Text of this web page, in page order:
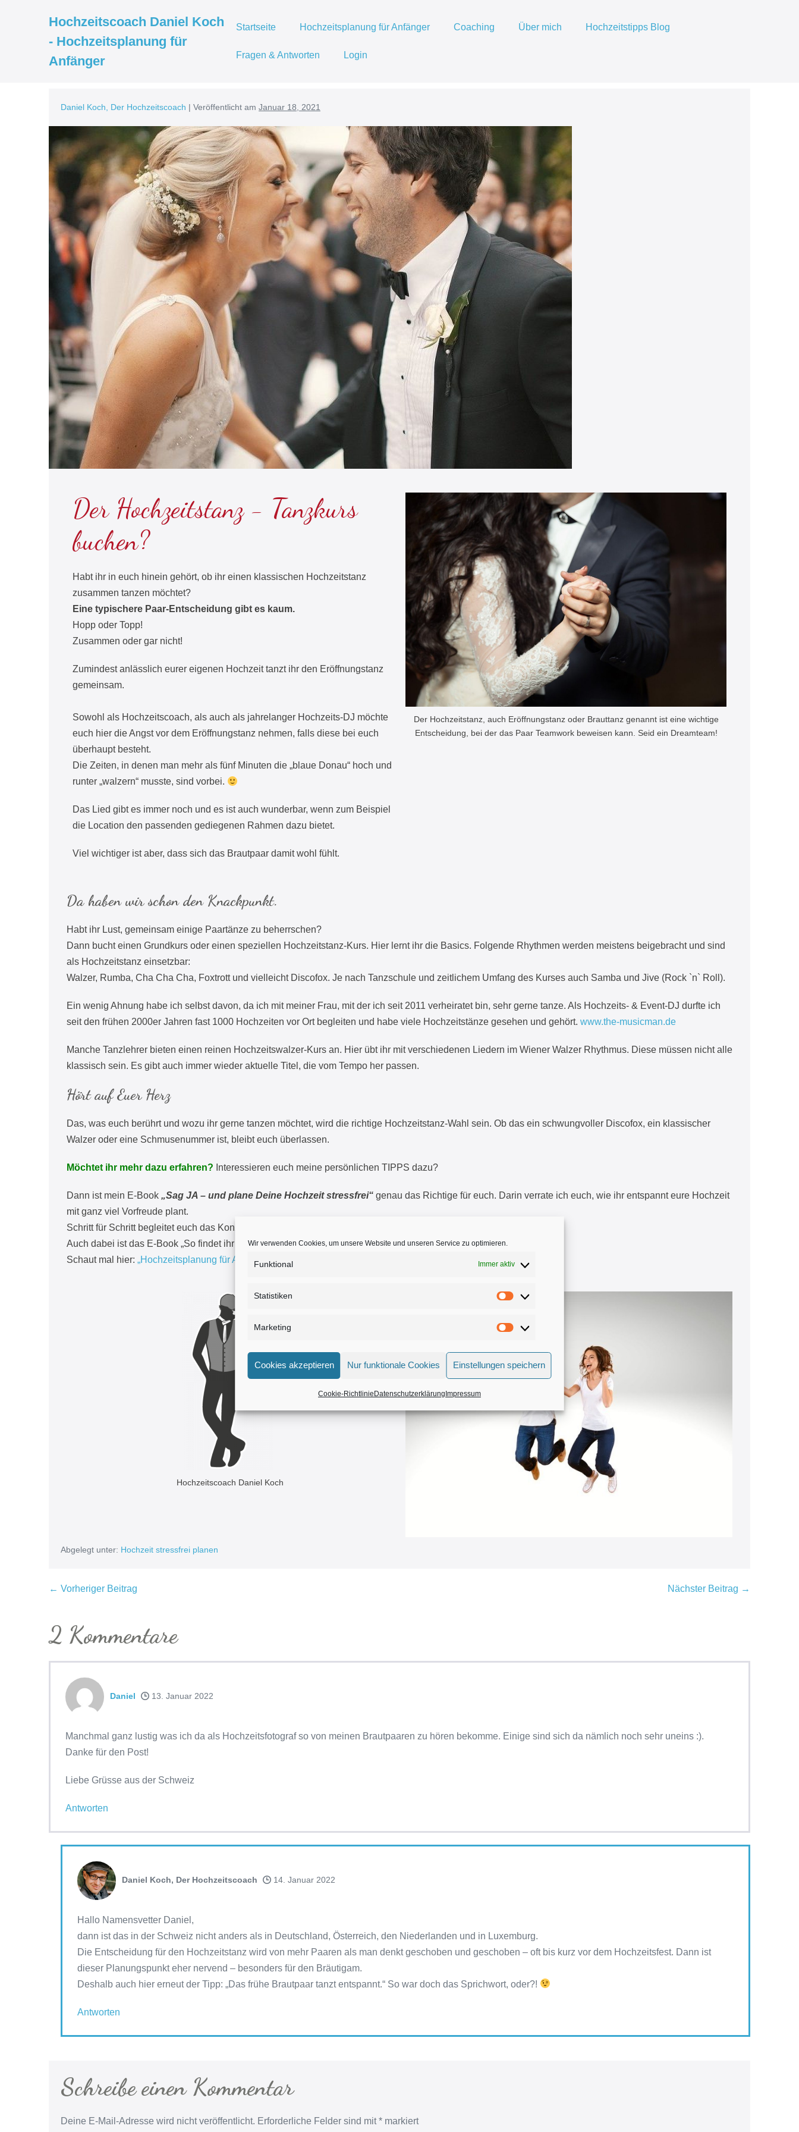
Wir verwenden Cookies, um unsere Website und unseren Service zu optimieren.
Funktional Immer aktiv
Statistiken
Marketing
Cookies akzeptieren Nur funktionale Cookies Einstellungen speichern
Cookie-RichtlinieDatenschutzerklärungImpressum
Hochzeitscoach Daniel Koch
- Hochzeitsplanung für
Anfänger
Startseite Hochzeitsplanung für Anfänger Coaching Über mich Hochzeitstipps Blog
Fragen & Antworten Login
Daniel Koch, Der Hochzeitscoach | Veröffentlicht am Januar 18, 2021
Der Hochzeitstanz - Tanzkurs
buchen?
Habt ihr in euch hinein gehört, ob ihr einen klassischen Hochzeitstanz
zusammen tanzen möchtet?
Eine typischere Paar-Entscheidung gibt es kaum.
Hopp oder Topp!
Zusammen oder gar nicht!
Zumindest anlässlich eurer eigenen Hochzeit tanzt ihr den Eröffnungstanz
gemeinsam.
Sowohl als Hochzeitscoach, als auch als jahrelanger Hochzeits-DJ möchte
euch hier die Angst vor dem Eröffnungstanz nehmen, falls diese bei euch
überhaupt besteht.
Die Zeiten, in denen man mehr als fünf Minuten die „blaue Donau“ hoch und
runter „walzern“ musste, sind vorbei.
Das Lied gibt es immer noch und es ist auch wunderbar, wenn zum Beispiel
die Location den passenden gediegenen Rahmen dazu bietet.
Viel wichtiger ist aber, dass sich das Brautpaar damit wohl fühlt.
Der Hochzeitstanz, auch Eröffnungstanz oder Brauttanz genannt ist eine wichtige
Entscheidung, bei der das Paar Teamwork beweisen kann. Seid ein Dreamteam!
Da haben wir schon den Knackpunkt.
Habt ihr Lust, gemeinsam einige Paartänze zu beherrschen?
Dann bucht einen Grundkurs oder einen speziellen Hochzeitstanz-Kurs. Hier lernt ihr die Basics. Folgende Rhythmen werden meistens beigebracht und sind
als Hochzeitstanz einsetzbar:
Walzer, Rumba, Cha Cha Cha, Foxtrott und vielleicht Discofox. Je nach Tanzschule und zeitlichem Umfang des Kurses auch Samba und Jive (Rock `n` Roll).
Ein wenig Ahnung habe ich selbst davon, da ich mit meiner Frau, mit der ich seit 2011 verheiratet bin, sehr gerne tanze. Als Hochzeits- & Event-DJ durfte ich
seit den frühen 2000er Jahren fast 1000 Hochzeiten vor Ort begleiten und habe viele Hochzeitstänze gesehen und gehört. www.the-musicman.de
Manche Tanzlehrer bieten einen reinen Hochzeitswalzer-Kurs an. Hier übt ihr mit verschiedenen Liedern im Wiener Walzer Rhythmus. Diese müssen nicht alle
klassisch sein. Es gibt auch immer wieder aktuelle Titel, die vom Tempo her passen.
Hört auf Euer Herz
Das, was euch berührt und wozu ihr gerne tanzen möchtet, wird die richtige Hochzeitstanz-Wahl sein. Ob das ein schwungvoller Discofox, ein klassischer
Walzer oder eine Schmusenummer ist, bleibt euch überlassen.
Möchtet ihr mehr dazu erfahren? Interessieren euch meine persönlichen TIPPS dazu?
Dann ist mein E-Book „Sag JA – und plane Deine Hochzeit stressfrei“ genau das Richtige für euch. Darin verrate ich euch, wie ihr entspannt eure Hochzeit
mit ganz viel Vorfreude plant.
Schritt für Schritt begleitet euch das Konzept, das aus 10 Phasen besteht.
Auch dabei ist das E-Book „So findet ihr euren richtigen Hochzeits-DJ“
Schaut mal hier: „Hochzeitsplanung für Anfänger“
Hochzeitscoach Daniel Koch
Abgelegt unter: Hochzeit stressfrei planen
← Vorheriger Beitrag Nächster Beitrag →
2 Kommentare
Daniel 13. Januar 2022
Manchmal ganz lustig was ich da als Hochzeitsfotograf so von meinen Brautpaaren zu hören bekomme. Einige sind sich da nämlich noch sehr uneins :).
Danke für den Post!
Liebe Grüsse aus der Schweiz
Antworten
Daniel Koch, Der Hochzeitscoach 14. Januar 2022
Hallo Namensvetter Daniel,
dann ist das in der Schweiz nicht anders als in Deutschland, Österreich, den Niederlanden und in Luxemburg.
Die Entscheidung für den Hochzeitstanz wird von mehr Paaren als man denkt geschoben und geschoben – oft bis kurz vor dem Hochzeitsfest. Dann ist
dieser Planungspunkt eher nervend – besonders für den Bräutigam.
Deshalb auch hier erneut der Tipp: „Das frühe Brautpaar tanzt entspannt.“ So war doch das Sprichwort, oder?!
Antworten
Schreibe einen Kommentar
Deine E-Mail-Adresse wird nicht veröffentlicht. Erforderliche Felder sind mit* markiert